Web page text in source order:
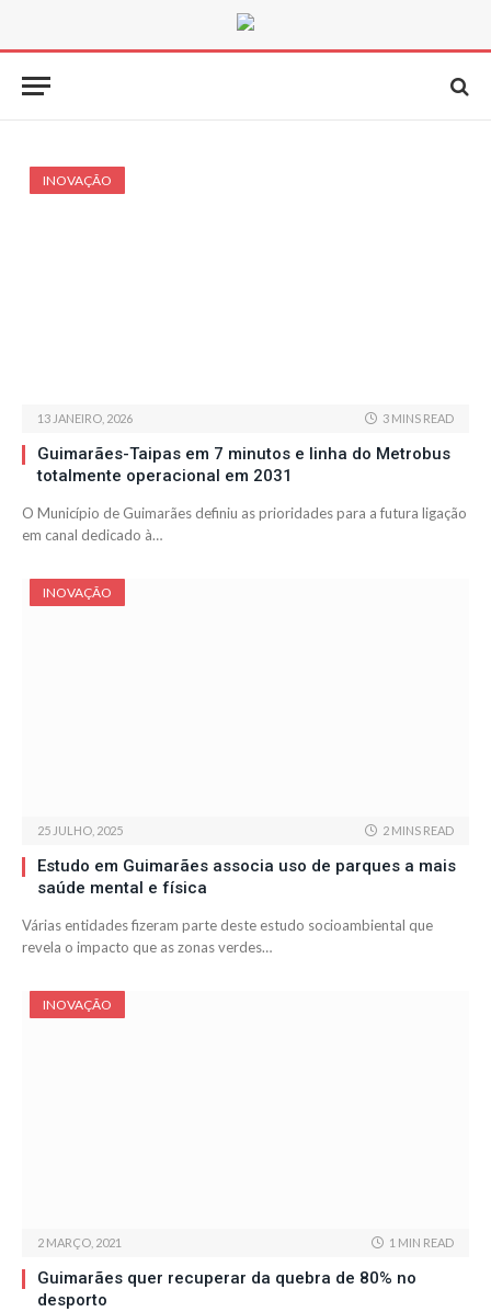
INOVAÇÃO
13 JANEIRO, 2026 3 MINS READ
Guimarães-Taipas em 7 minutos e linha do Metrobus
totalmente operacional em 2031
O Município de Guimarães definiu as prioridades para a futura ligação
em canal dedicado à…
INOVAÇÃO
25 JULHO, 2025 2 MINS READ
Estudo em Guimarães associa uso de parques a mais
saúde mental e física
Várias entidades fizeram parte deste estudo socioambiental que
revela o impacto que as zonas verdes…
INOVAÇÃO
2 MARÇO, 2021 1 MIN READ
Guimarães quer recuperar da quebra de 80% no
desporto